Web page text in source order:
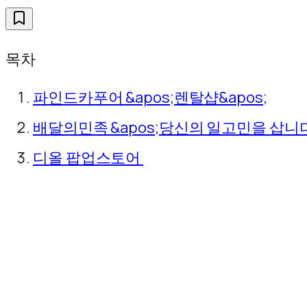
목차
파인드카푸어 &apos;렌탈샵&apos;
배달의민족 &apos;당신의 일고민을 삽니
디올 팝업스토어